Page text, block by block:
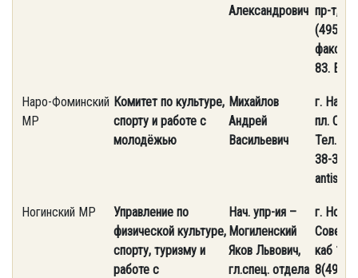
Александрович пр-т,
(495)
факс
83. Е-
Наро-Фоминский
МР
Комитет по культуре,
спорту и работе с
молодёжью
Михайлов
Андрей
Васильевич
г.
пл.
Тел. 8
38-35.
Ногинский МР Управление по
физической культуре,
спорту, туризму и
работе с
Нач. упр-ия –
Могиленский
Яков Львович,
гл.спец. отдела
г.
каб 11
8(496)